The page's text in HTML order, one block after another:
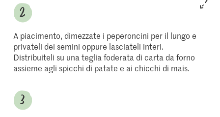
A piacimento, dimezzate i peperoncini per il lungo e
privateli dei semini oppure lasciateli interi.
Distribuiteli su una teglia foderata di carta da forno
assieme agli spicchi di patate e ai chicchi di mais.